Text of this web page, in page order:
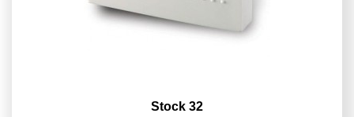
Stock 32